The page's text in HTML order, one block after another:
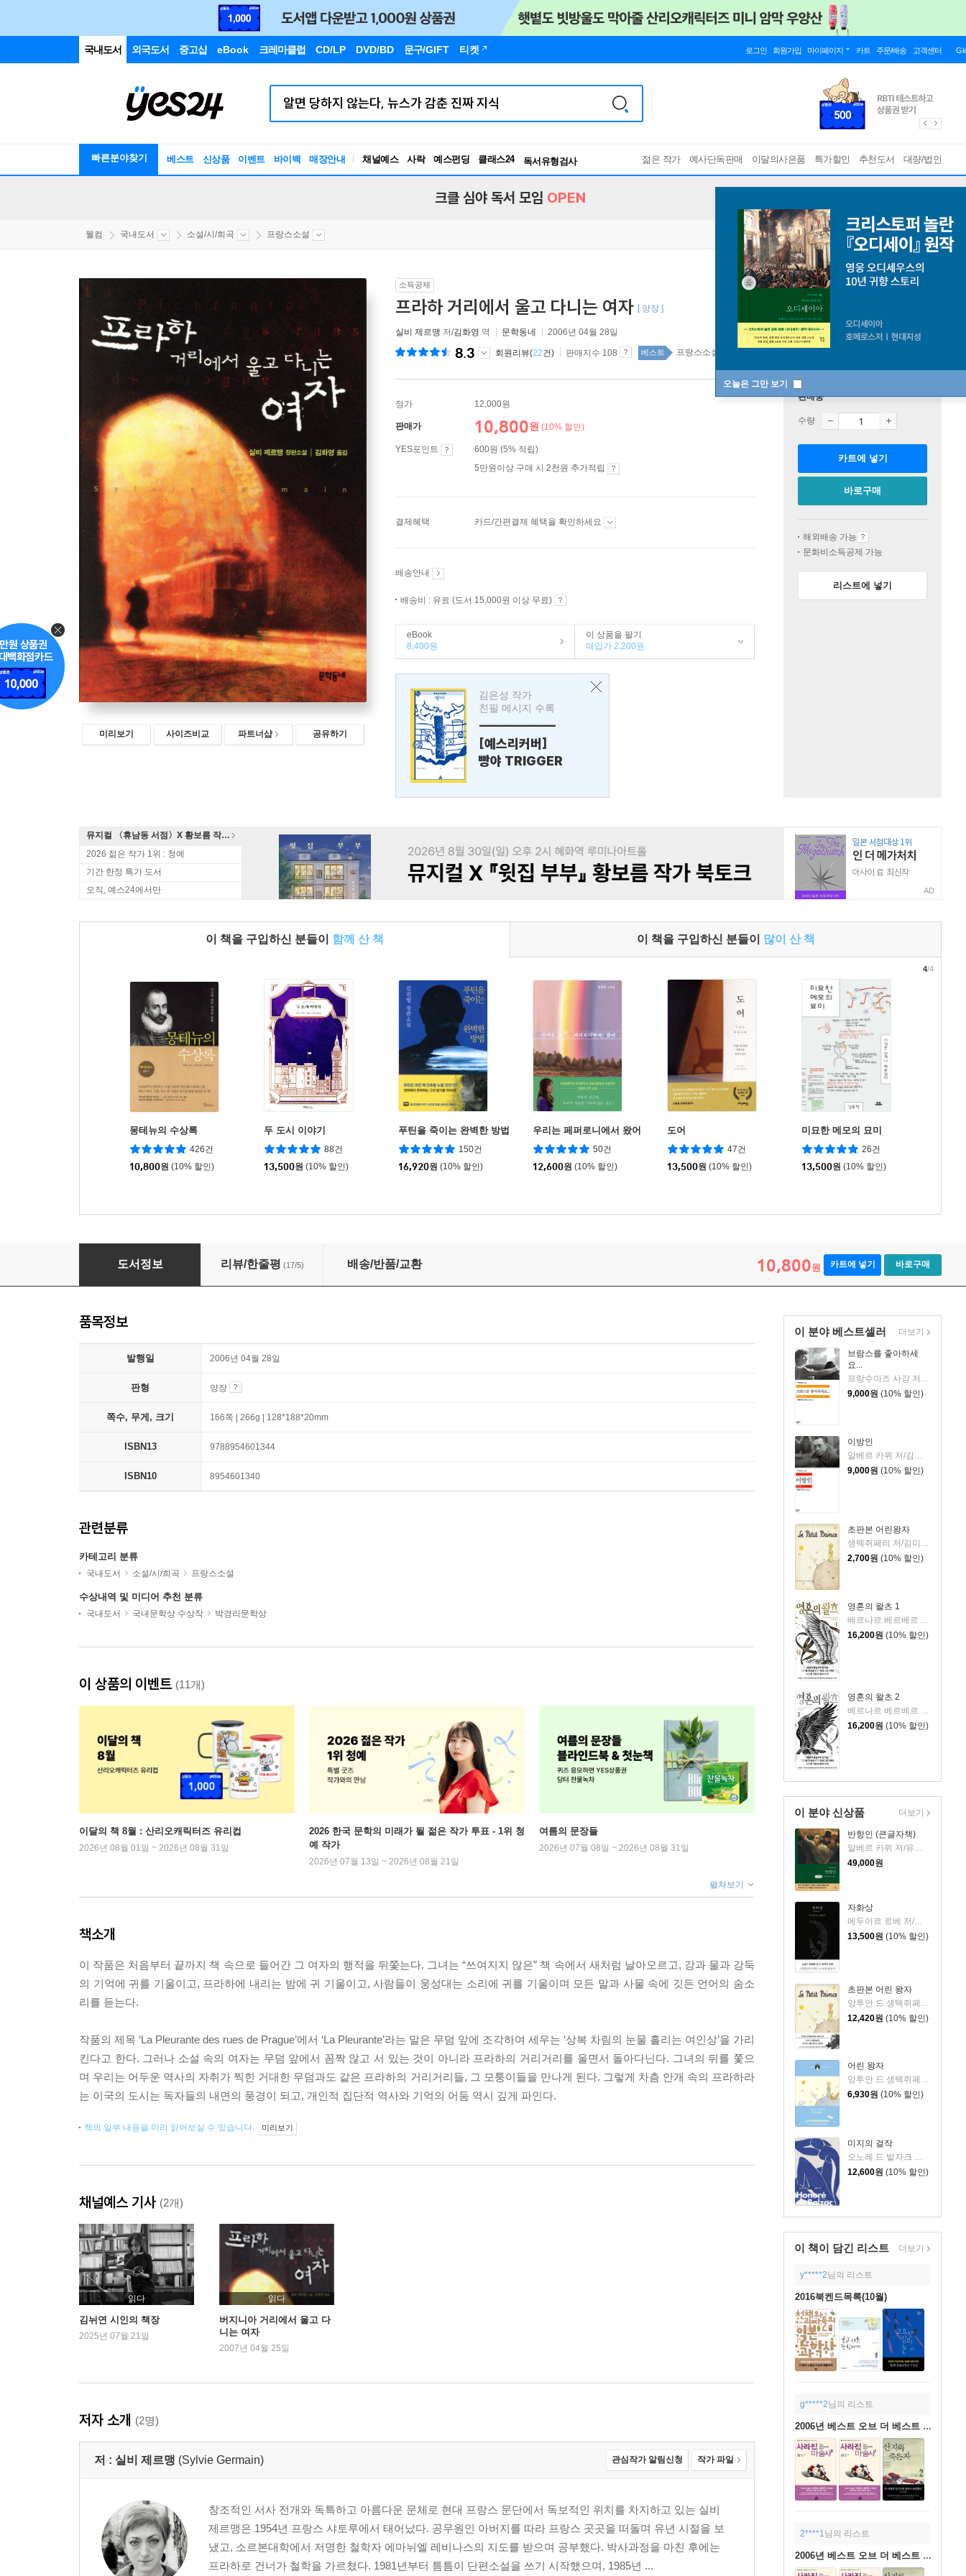
국내도서 외국도서 중고샵 eBook 크레마클럽 CD/LP DVD/BD 문구/GIFT 티켓 로그인 회원가입 마이페이지 카트 주문/배송 고객센터
빠른분야찾기 베스트 신상품 이벤트 바이백 매장안내 채널예스 사락 예스펀딩 클래스24
독서유형검사
RBTI Lab
젊은 작가 예사단독판매 이달의사은품 특가할인 추천도서 대량/법인
오늘은 그만 보기
크클 심야 독서 모임 OPEN
웰컴 국내도서 소설/시/희곡 프랑스소설
미리보기 사이즈비교 파트너샵 공유하기
소득공제
프라하 거리에서 울고 다니는 여자 [ 양장 ]
실비 제르맹 저/김화영 역 문학동네 2006년 04월 28일
8.3 회원리뷰(22건) 판매지수 108 베스트 프랑스소설 top100 3주
정가 12,000원
판매가 10,800원 (10% 할인)
YES포인트
600원 (5% 적립)
5만원이상 구매 시 2천원 추가적립
결제혜택 카드/간편결제 혜택을 확인하세요
배송안내
배송비 : 유료 (도서 15,000원 이상 무료)
eBook
8,400원
이 상품을 팔기
매입가 2,200원
김은성 작가
친필 메시지 수록
---------------
[예스리커버]
빵야 TRIGGER
판매중
수량
카트에 넣기
바로구매
해외배송 가능
문화비소득공제 가능
리스트에 넣기
뮤지컬 〈휴남동 서점〉X 황보름 작가 북토크
2026 젊은 작가 1위 : 청예
기간 한정 특가 도서
오직, 예스24에서만
AD
이 책을 구입하신 분들이 함께 산 책 이 책을 구입하신 분들이 많이 산 책
몽테뉴의 수상록
426건
10,800원 (10% 할인)
두 도시 이야기
88건
13,500원 (10% 할인)
푸틴을 죽이는 완벽한 방법
150건
16,920원 (10% 할인)
우리는 페퍼로니에서 왔어
50건
12,600원 (10% 할인)
도어
47건
13,500원 (10% 할인)
미묘한 메모의 묘미
26건
13,500원 (10% 할인)
4/4
프라하 거리에서 울고 다니는 여자
도서정보 리뷰/한줄평 (17/5) 배송/반품/교환 10,800원 카트에 넣기 바로구매
이 분야 베스트셀러
브람스를 좋아하세
요...
프랑수아즈 사강 저/김남주 역
9,000원 (10% 할인)
이방인
알베르 카뮈 저/김화영 역
9,000원 (10% 할인)
초판본 어린왕자
2,700원 (10% 할인)
영혼의 왈츠 1
베르나르 베르베르 저/전미연 역
16,200원 (10% 할인)
영혼의 왈츠 2
16,200원 (10% 할인)
더보기
이 분야 신상품
반항인 (큰글자책)
알베르 카뮈 저/유기환 역
49,000원
자화상
에두아르 르베 저/정영문 역
13,500원 (10% 할인)
초판본 어린 왕자
앙투안 드 생텍쥐페리 저/김미정 역
12,420원 (10% 할인)
어린 왕자
앙투안 드 생텍쥐페리 저/김미정 역
6,930원 (10% 할인)
미지의 걸작
오노레 드 발자크 저/박명숙 역
12,600원 (10% 할인)
더보기
이 책이 담긴 리스트 더보기
y*****2님의 리스트
2016북켄드목록(10월)
g*****2님의 리스트
2006년 베스트 오브 더 베스트 도서!
2****1님의 리스트
2006년 베스트 오브 더 베스트 도서!
품목정보
발행일 2006년 04월 28일
판형 양장
쪽수, 무게, 크기 166쪽 | 266g | 128*188*20mm
ISBN13 9788954601344
ISBN10 8954601340
관련분류
카테고리 분류
국내도서 소설/시/희곡 프랑스소설
수상내역 및 미디어 추천 분류
국내도서 국내문학상 수상작 박경리문학상
이 상품의 이벤트 (11개)
이달의 책 8월 : 산리오캐릭터즈 유리컵
2026년 08월 01일 ~ 2026년 08월 31일
2026 한국 문학의 미래가 될 젊은 작가 투표 - 1위 청
예 작가
2026년 07월 13일 ~ 2026년 08월 21일
여름의 문장들
2026년 07월 08일 ~ 2026년 08월 31일
펼쳐보기
책소개
이 작품은 처음부터 끝까지 책 속으로 들어간 그 여자의 행적을 뒤쫓는다. 그녀는 “쓰여지지 않은” 책 속에서 새처럼 날아오르고, 강과 물과 강둑
의 기억에 귀를 기울이고, 프라하에 내리는 밤에 귀 기울이고, 사람들이 웅성대는 소리에 귀를 기울이며 모든 말과 사물 속에 깃든 언어의 숨소
리를 듣는다.
작품의 제목 ‘La Pleurante des rues de Prague’에서 ‘La Pleurante’라는 말은 무덤 앞에 조각하여 세우는 ‘상복 차림의 눈물 흘리는 여인상’을 가리
킨다고 한다. 그러나 소설 속의 여자는 무덤 앞에서 꼼짝 않고 서 있는 것이 아니라 프라하의 거리거리를 울면서 돌아다닌다. 그녀의 뒤를 쫓으
며 우리는 어두운 역사의 자취가 찍힌 거대한 무덤과도 같은 프라하의 거리거리들, 그 모퉁이들을 만나게 된다. 그렇게 차츰 안개 속의 프라하라
는 이국의 도시는 독자들의 내면의 풍경이 되고, 개인적 집단적 역사와 기억의 어둠 역시 깊게 파인다.
책의 일부 내용을 미리 읽어보실 수 있습니다. 미리보기
채널예스 기사 (2개)
읽다
김뉘연 시인의 책장
2025년 07월 21일
읽다
버지니아 거리에서 울고 다
니는 여자
2007년 04월 25일
저자 소개 (2명)
저 : 실비 제르맹 (Sylvie Germain) 관심작가 알림신청 작가 파일
창조적인 서사 전개와 독특하고 아름다운 문체로 현대 프랑스 문단에서 독보적인 위치를 차지하고 있는 실비
제르맹은 1954년 프랑스 샤토루에서 태어났다. 공무원인 아버지를 따라 프랑스 곳곳을 떠돌며 유년 시절을 보
냈고, 소르본대학에서 저명한 철학자 에마뉘엘 레비나스의 지도를 받으며 공부했다. 박사과정을 마친 후에는
프라하로 건너가 철학을 가르쳤다. 1981년부터 틈틈이 단편소설을 쓰기 시작했으며, 1985년 ...